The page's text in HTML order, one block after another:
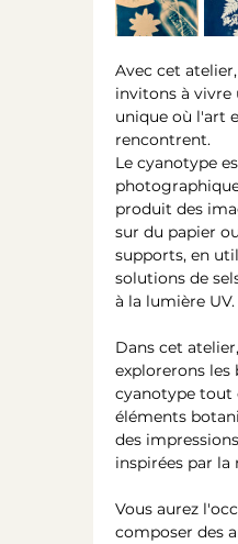
Avec cet
invitons à vivre
unique où l'art
rencontrent.
Le cyanotype
produit des
sur du papier
supports, en
solutions de
à la lumière UV.
Dans cet
explorerons les
cyanotype tout
éléments
des
inspirées par la
Vous aurez
composer des